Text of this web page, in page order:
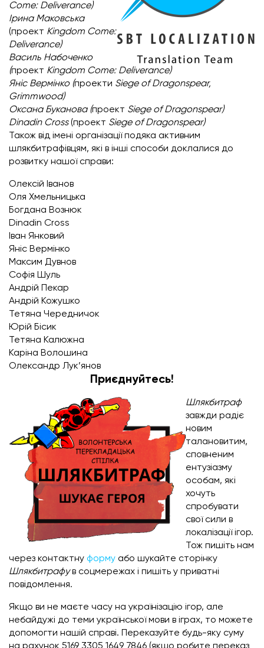
Come: Deliverance)
Ірина Маковська
(проект Kingdom Come:
Deliverance)
Василь Набоченко
(проект Kingdom Come: Deliverance)
Яніс Вермінко (проекти Siege of Dragonspear,
Grimmwood)
Оксана Буканова (проект Siege of Dragonspear)
Dinadin Cross(проект Siege of Dragonspear)
Також від імені організації подяка активним
шлякбитрафівцям, які в інші способи доклалися до
розвитку нашої справи:
Олексій Іванов
Оля Хмельницька
Богдана Вознюк
Dinadin Cross
Іван Янковий
Яніс Вермінко
Максим Дувнов
Софія Шуль
Андрій Пекар
Андрій Кожушко
Тетяна Чередничок
Юрій Бісик
Тетяна Калюжна
Каріна Волошина
Олександр Лук’янов
Приєднуйтесь!
Шлякбитраф
завжди радіє
новим
талановитим,
сповненим
ентузіазму
особам, які
хочуть
спробувати
свої сили в
локалізації ігор.
Тож пишіть нам
через контактну форму або шукайте сторінку
Шлякбитрафув соцмережах і пишіть у приватні
повідомлення.
Якщо ви не маєте часу на українізацію ігор, але
небайдужі до теми української мови в іграх, то можете
допомогти нашій справі. Переказуйте будь-яку суму
на рахунок 5169 3305 1649 7846 (якщо робите переказ